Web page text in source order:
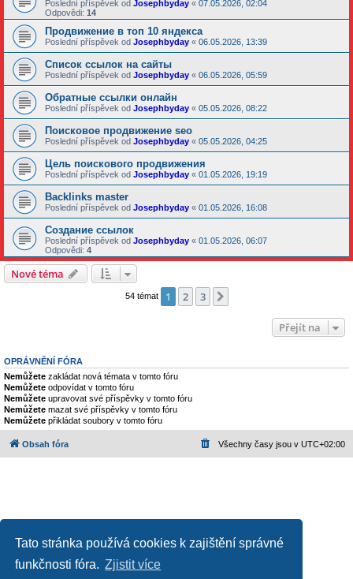
Tato stránka používá cookies k zajištění správné
funkčnosti fóra. Zjistit více
Poslední příspěvek od Josephbyday « 07.05.2026, 02:04
Odpovědi: 14
Продвижение в топ 10 яндекса
Poslední příspěvek od Josephbyday « 06.05.2026, 13:39
Список ссылок на сайты
Poslední příspěvek od Josephbyday « 06.05.2026, 05:59
Обратные ссылки онлайн
Poslední příspěvek od Josephbyday « 05.05.2026, 08:22
Поисковое продвижение seo
Poslední příspěvek od Josephbyday « 05.05.2026, 04:25
Цель поискового продвижения
Poslední příspěvek od Josephbyday « 01.05.2026, 19:19
Backlinks master
Poslední příspěvek od Josephbyday « 01.05.2026, 16:08
Создание ссылок
Poslední příspěvek od Josephbyday « 01.05.2026, 06:07
Odpovědi: 4
Nové téma
54 témat 1 2 3
Přejít na
OPRÁVNĚNÍ FÓRA
Nemůžete zakládat nová témata v tomto fóru
Nemůžete odpovídat v tomto fóru
Nemůžete upravovat své příspěvky v tomto fóru
Nemůžete mazat své příspěvky v tomto fóru
Nemůžete přikládat soubory v tomto fóru
Obsah fóra Všechny časy jsou v UTC+02:00